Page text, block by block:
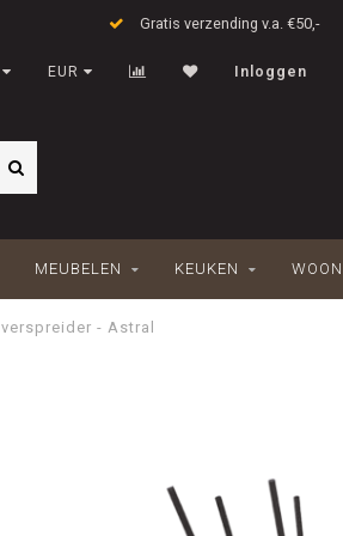
Gratis verzending v.a. €50,-
EUR Inloggen
MEUBELEN KEUKEN
- Astral